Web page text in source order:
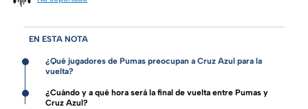
EN ESTA NOTA
¿Qué jugadores de Pumas preocupan a Cruz Azul para la
vuelta?
¿Cuándo y a qué hora será la final de vuelta entre Pumas y
Cruz Azul?